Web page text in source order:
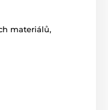
materiálů,